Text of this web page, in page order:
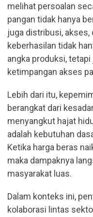
melihat persoalan
pangan tidak hanya
juga distribusi, akses,
keberhasilan tidak
angka produksi,
ketimpangan akses
Lebih dari itu,
berangkat dari
menyangkut hajat
adalah kebutuhan
Ketika harga beras
maka dampaknya
masyarakat luas.
Dalam konteks ini,
kolaborasi lintas